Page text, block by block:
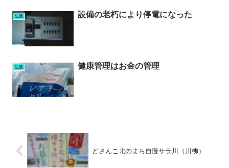
生活 設備の老朽により停電になった
生活 健康管理はお金の管理
どさんこ北のまち自慢サラ川（川柳）